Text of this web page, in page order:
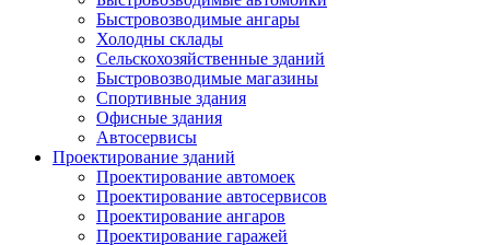
Быстровозводимые ангары
Холодны склады
Сельскохозяйственные зданий
Быстровозводимые магазины
Спортивные здания
Офисные здания
Автосервисы
Проектирование зданий
Проектирование автомоек
Проектирование автосервисов
Проектирование ангаров
Проектирование гаражей